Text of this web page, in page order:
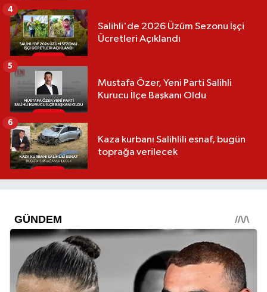
Salihli'de 2026 Üzüm Sezonu İşçi
Ücretleri Açıklandı
4
Mustafa Özer, Yeni Parti Salihli
Kurucu İlçe Başkanı Oldu
5
Kaza kurbanı Salihlili esnaf, bugün
toprağa verilecek
6